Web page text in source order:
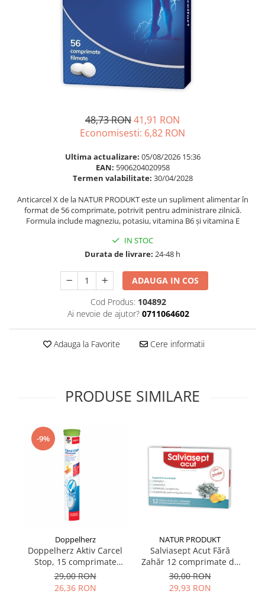
Probiotice si prebiotice
Slabire si control greutate
Supliment Complexe
Supliment Fier
Supliment Magneziu
Supliment Vitamina C
Supliment Vitamina D3
Supliment Zinc
Tincturi si Gemoderivate
Tuse gat si respiratie
Balsam masca si tratament
Produse cu SPF Pentru Fata
Repelenti insecte
48,73 RON41,91 RON
Economisesti: 6,82 RON
Ultima actualizare: 05/08/2026 15:36
EAN: 5906204020958
Termen valabilitate: 30/04/2028
Anticarcel X de la NATUR PRODUKT este un supliment alimentar în
format de 56 comprimate, potrivit pentru administrare zilnică.
Formula include magneziu, potasiu, vitamina B6 și vitamina E
IN STOC
Durata de livrare: 24-48 h
ADAUGA IN COS
Cod Produs: 104892
Ai nevoie de ajutor? 0711064602
Adauga la Favorite Cere informatii
PRODUSE SIMILARE
-9%
Doppelherz
Doppelherz Aktiv Carcel
Stop, 15 comprimate
efervescente
29,00 RON
26,36 RON
NATUR PRODUKT
Salviasept Acut Fără
Zahăr 12 comprimate de
supt NATUR PRODUKT
30,00 RON
29,93 RON